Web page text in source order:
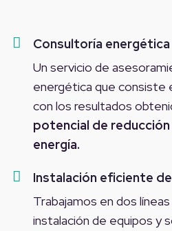
Consultoría energética
Un servicio de
energética que consiste
con los resultados
potencial de
energía.
Instalación eficiente
Trabajamos en dos
instalación de equipos y